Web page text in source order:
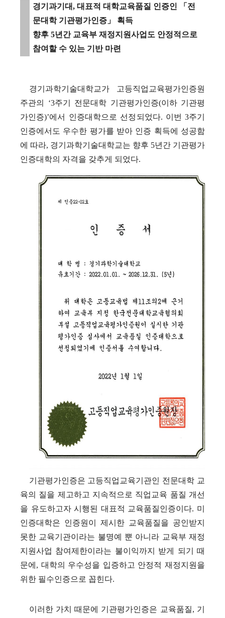
경기과기대, 대표적 대학교육품질 인증인 「 전
문대학 기관평가인증 」 획득
향후 5년간 교육부 재정지원사업도 안정적으로
참여할 수 있는 기반 마련
경기과학기술대학교가 고등직업교육평가인증원
주관의 ‘3주기 전문대학 기관평가인증(이하 기관평
가인증)’에서 인증대학으로 선정되었다. 이번 3주기
인증에서도 우수한 평가를 받아 인증 획득에 성공함
에 따라, 경기과학기술대학교는 향후 5년간 기관평가
인증대학의 자격을 갖추게 되었다.
기관평가인증은 고등직업교육기관인 전문대학 교
육의 질을 제고하고 지속적으로 직업교육 품질 개선
을 유도하고자 시행된 대표적 교육품질인증이다. 미
인증대학은 인증원이 제시한 교육품질을 공인받지
못한 교육기관이라는 불명예 뿐 아니라 교육부 재정
지원사업 참여제한이라는 불이익까지 받게 되기 때
문에 , 대학의 우수성을 입증하고 안정적 재정지원을
위한 필수인증으로 꼽힌다.
이러한 가치 때문에 기관평가인증은 교육품질, 기